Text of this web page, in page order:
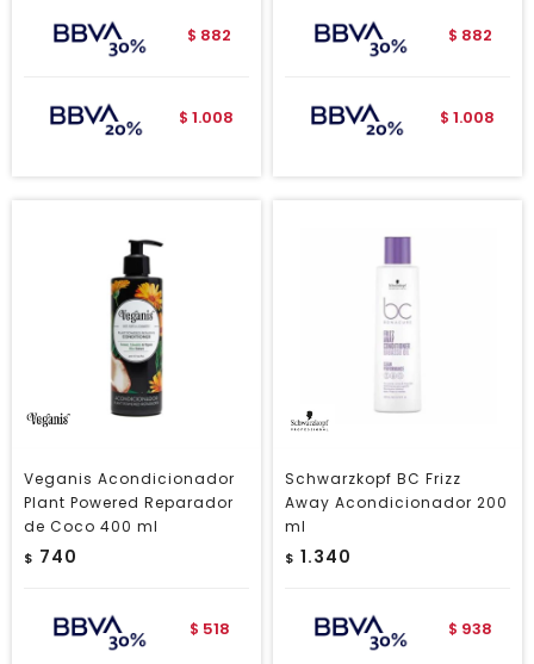
$ 882
$ 1.008
$ 882
$ 1.008
Veganis Acondicionador
Plant Powered Reparador
de Coco 400 ml
$ 740
$ 518
Schwarzkopf BC Frizz
Away Acondicionador 200
ml
$ 1.340
$ 938